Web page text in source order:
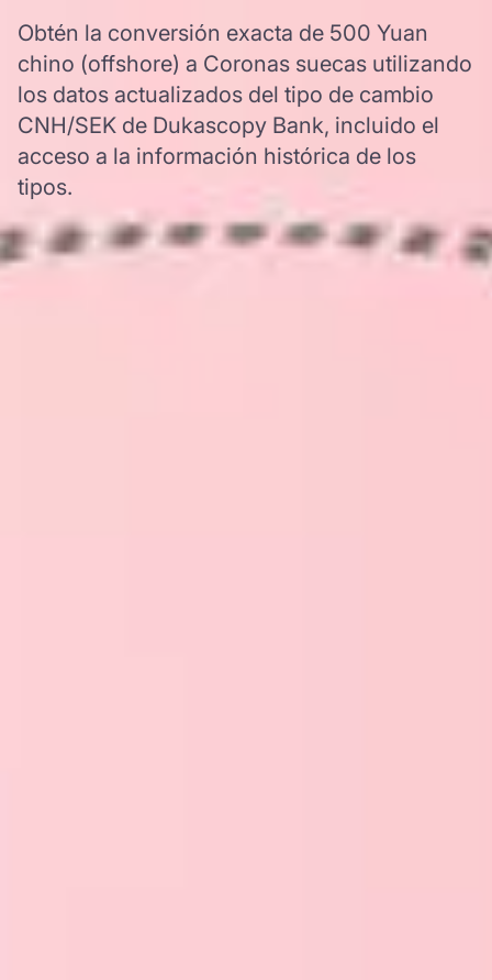
Obtén la conversión exacta de 500 Yuan
chino (offshore) a Coronas suecas utilizando
los datos actualizados del tipo de cambio
CNH/SEK de Dukascopy Bank, incluido el
acceso a la información histórica de los
tipos.